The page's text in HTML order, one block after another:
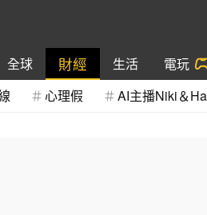
全球 財經 生活 電玩
心理假 AI主播Niki＆